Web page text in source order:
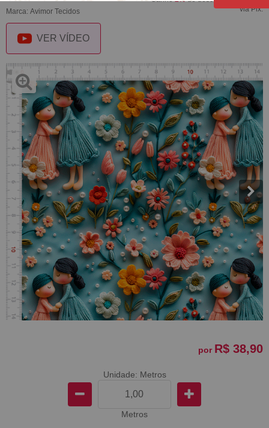
Marca: Avimor Tecidos
via Pix.
VER VÍDEO
por R$ 38,90
Unidade: Metros
Metros